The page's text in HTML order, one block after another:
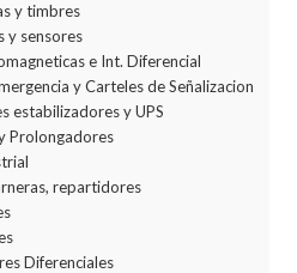
y timbres
y sensores
e Int. Diferencial
y Carteles de Señalizacion
estabilizadores y UPS
Prolongadores
repartidores
Diferenciales